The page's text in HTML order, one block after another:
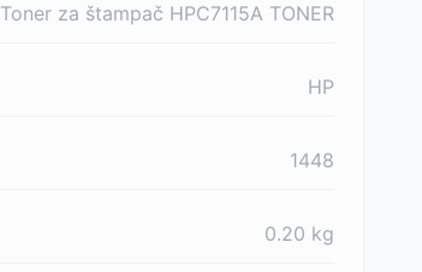
Toner za štampač HPC7115A TONER
HP
1448
0.20 kg